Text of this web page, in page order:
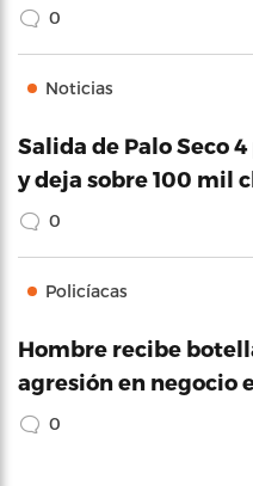
0
Noticias
Salida de Palo Seco
y deja sobre 100 mil
0
Policíacas
Hombre recibe
agresión en negocio
0